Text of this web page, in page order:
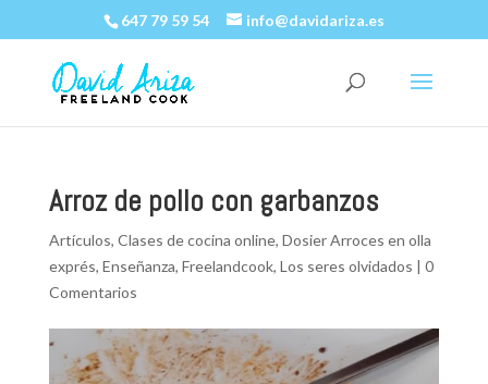
647 79 59 54 info@davidariza.es
Arroz de pollo con garbanzos
Artículos, Clases de cocina online, Dosier Arroces en olla
exprés, Enseñanza, Freelandcook, Los seres olvidados | 0
Comentarios